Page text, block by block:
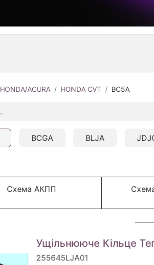
HONDA/ACURA HONDA CVT BC5A
BCGA BLJA
Схема АКПП
Ущільнююче Кільце
255645LJA01